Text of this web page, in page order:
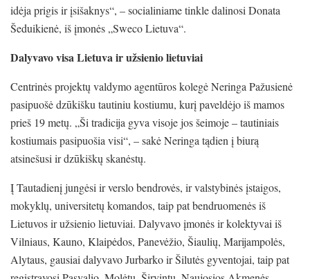
idėja prigis ir įsišaknys“, – socialiniame tinkle dalinosi Donata
Šeduikienė, iš įmonės „Sweco Lietuva“.
Dalyvavo visa Lietuva ir užsienio lietuviai
Centrinės projektų valdymo agentūros kolegė Neringa Pažusienė
pasipuošė dzūkišku tautiniu kostiumu, kurį paveldėjo iš mamos
prieš 19 metų. „Ši tradicija gyva visoje jos šeimoje – tautiniais
kostiumais pasipuošia visi“, – sakė Neringa tądien į biurą
atsinešusi ir dzūkiškų skanėstų.
Į Tautadienį jungėsi ir verslo bendrovės, ir valstybinės įstaigos,
mokyklų, universitetų komandos, taip pat bendruomenės iš
Lietuvos ir užsienio lietuviai. Dalyvavo įmonės ir kolektyvai iš
Vilniaus, Kauno, Klaipėdos, Panevėžio, Šiaulių, Marijampolės,
Alytaus, gausiai dalyvavo Jurbarko ir Šilutės gyventojai, taip pat